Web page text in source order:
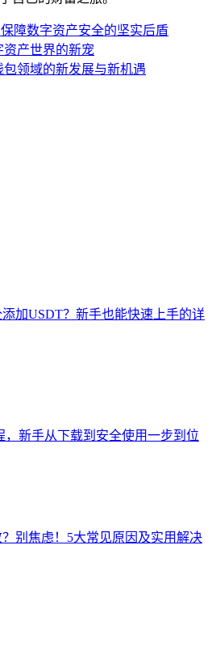
障数字资产安全的坚实后盾
资产世界的新宠
包领域的新发展与新机遇
添加USDT？新手也能快速上手的详
，新手从下载到安全使用一步到位
？别焦虑！5大常见原因及实用解决